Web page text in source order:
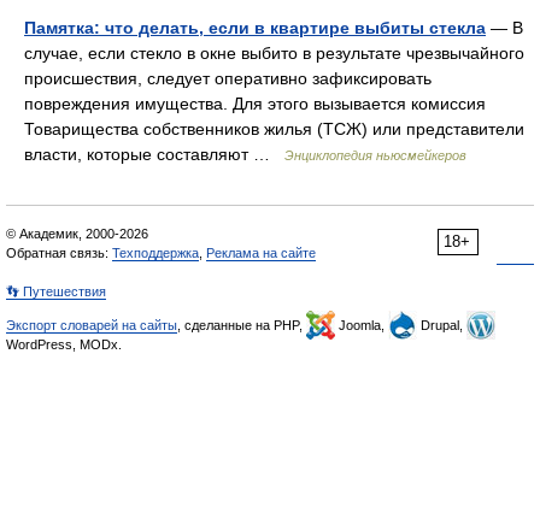
Памятка: что делать, если в квартире выбиты стекла — В
случае, если стекло в окне выбито в результате чрезвычайного
происшествия, следует оперативно зафиксировать
повреждения имущества. Для этого вызывается комиссия
Товарищества собственников жилья (ТСЖ) или представители
власти, которые составляют …
Энциклопедия ньюсмейкеров
18+
© Академик, 2000-2026
Обратная связь: Техподдержка Реклама на сайте
👣 Путешествия
Экспорт словарей на сайты , сделанные на PHP, Joomla,
Drupal,
WordPress, MODx.